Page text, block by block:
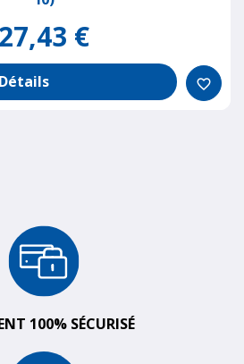
27,43 €
Détails favorite_border
100% SÉCURISÉ